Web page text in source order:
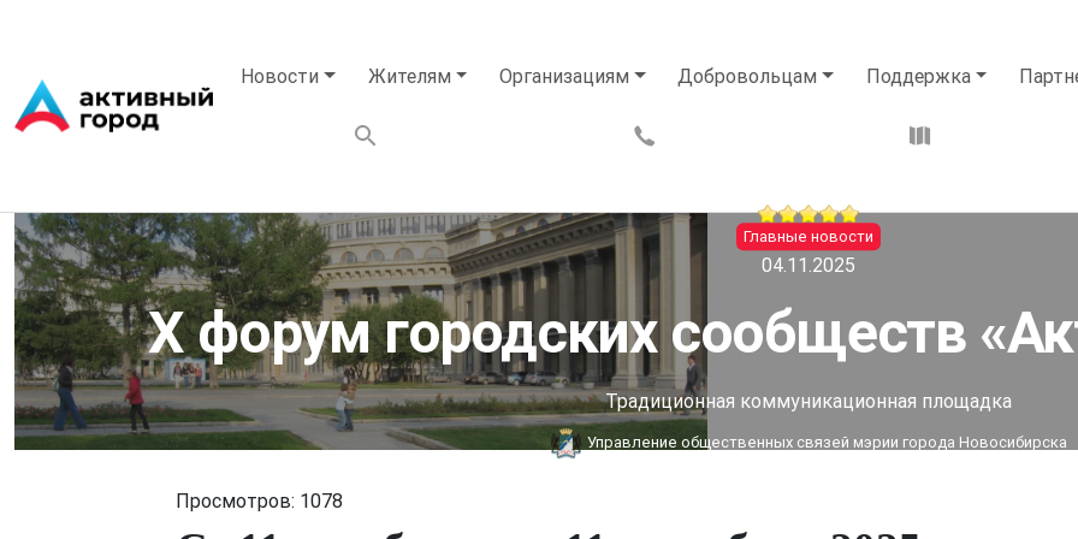
Новости Жителям Организациям Добровольцам Поддержка
Главные новости
04.11.2025
X форум городских сообществ
Традиционная коммуникационная площадка
Управление общественных связей мэрии города Новосибирска
Просмотров: 1078